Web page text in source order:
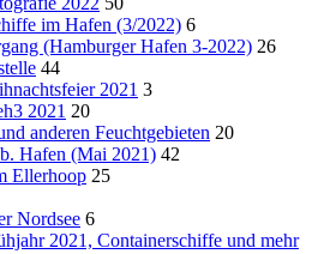
im Hafen (3/2022) 6
(Hamburger Hafen 3-2022) 26
44
2021 3
2021 20
anderen Feuchtgebieten 20
Hafen (Mai 2021) 42
Ellerhoop 25
Nordsee 6
2021, Containerschiffe und mehr